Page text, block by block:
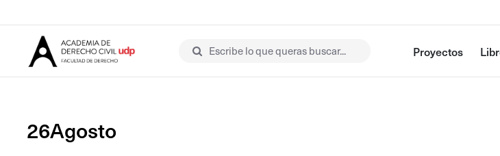
Escribe lo que queras buscar... Proyectos
26Agosto